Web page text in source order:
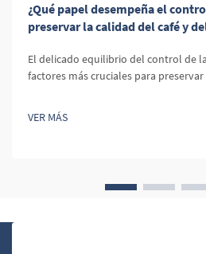
¿Qué papel desempeña el
preservar la calidad del café y
El delicado equilibrio del control de
factores más cruciales para
tabaco. [...]
VER MÁS